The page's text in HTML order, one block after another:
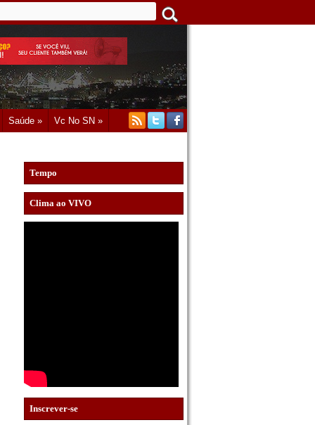
Saúde » Vc No SN »
Tempo
Clima ao VIVO
Inscrever-se